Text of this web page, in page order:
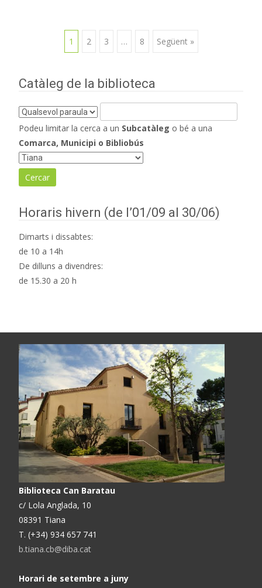
Navegació
d'entrades
1 2 3 … 8 Següent »
Catàleg de la biblioteca
Podeu limitar la cerca a un Subcatàleg o bé a una
Comarca, Municipi o Bibliobús
Horaris hivern (de l’01/09 al 30/06)
Dimarts i dissabtes:
de 10 a 14h
De dilluns a divendres:
de 15.30 a 20 h
Biblioteca Can Baratau
c/ Lola Anglada, 10
08391 Tiana
T. (+34) 934 657 741
b.tiana.cb@diba.cat
Horari de setembre a juny